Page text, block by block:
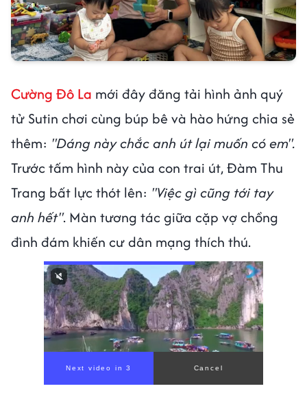
Cường Đô La mới đây đăng tải hình ảnh quý
tử Sutin chơi cùng búp bê và hào hứng chia sẻ
thêm: "Dáng này chắc anh út lại muốn có em".
Trước tấm hình này của con trai út, Đàm Thu
Trang bất lực thót lên: "Việc gì cũng tới tay
anh hết". Màn tương tác giữa cặp vợ chồng
đình đám khiến cư dân mạng thích thú.
00:00/ 00:56